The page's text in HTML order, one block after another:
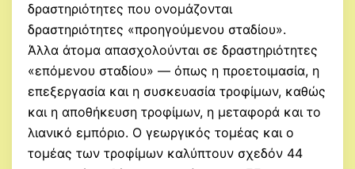
δραστηριότητες που ονομάζονται
δραστηριότητες «προηγούμενου σταδίου».
Άλλα άτομα απασχολούνται σε δραστηριότητες
«επόμενου σταδίου» — όπως η προετοιμασία, η
επεξεργασία και η συσκευασία τροφίμων, καθώς
και η αποθήκευση τροφίμων, η μεταφορά και το
λιανικό εμπόριο. Ο γεωργικός τομέας και ο
τομέας των τροφίμων καλύπτουν σχεδόν 44